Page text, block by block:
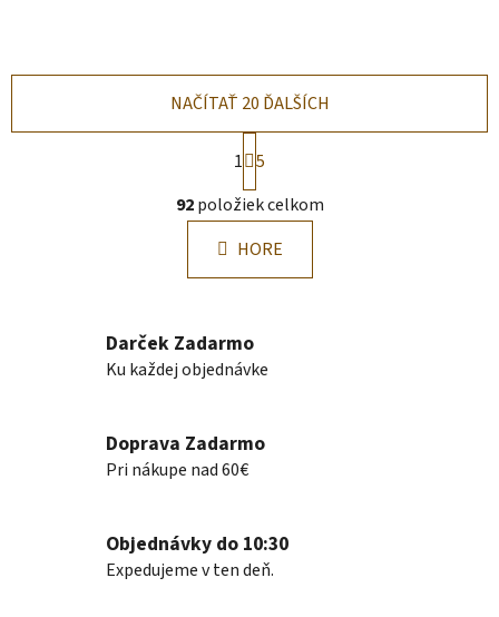
O
v
á
d
c
i
e
v
k
ý
p
NAČÍTAŤ 20 ĎALŠÍCH
S
t
r
á
n
k
i
e
1 5
92položiek celkom
HORE
Darček Zadarmo
Ku každej objednávke
Doprava Zadarmo
Pri nákupe nad 60€
Objednávky do 10:30
Expedujeme v ten deň.